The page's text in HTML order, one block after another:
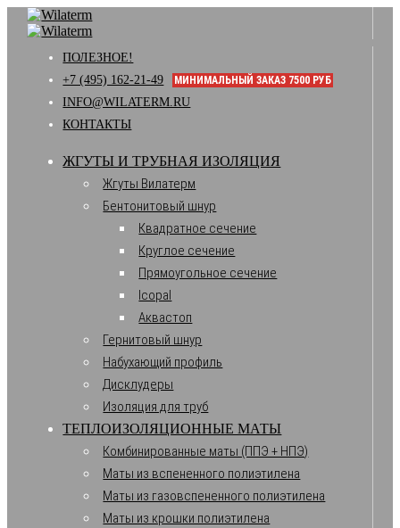
ПОЛЕЗНОЕ!
+7 (495) 162-21-49
МИНИМАЛЬНЫЙ ЗАКАЗ 7500 РУБ
INFO@WILATERM.RU
КОНТАКТЫ
ЖГУТЫ И ТРУБНАЯ ИЗОЛЯЦИЯ
Жгуты Вилатерм
Бентонитовый шнур
Квадратное сечение
Круглое сечение
Прямоугольное сечение
Icopal
Аквастоп
Гернитовый шнур
Набухающий профиль
Дисклудеры
Изоляция для труб
ТЕПЛОИЗОЛЯЦИОННЫЕ МАТЫ
Комбинированные маты (ППЭ + НПЭ)
Маты из вспененного полиэтилена
Маты из газовспененного полиэтилена
Маты из крошки полиэтилена